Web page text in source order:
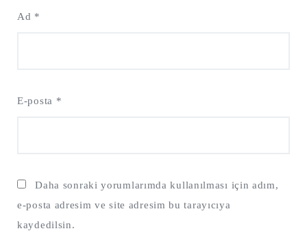
Ad *
E-posta *
Daha sonraki yorumlarımda kullanılması için adım,
e-posta adresim ve site adresim bu tarayıcıya
kaydedilsin.